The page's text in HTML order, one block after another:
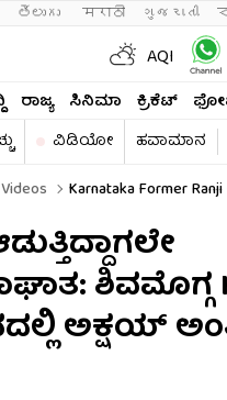
తెలుగు मराठी ગુજરાતી
AQI
ರಾಜ್ಯ ಸಿನಿಮಾ ಕ್ರಿಕೆಟ್​
ವಿಡಿಯೋ ಹವಾಮಾನ
Videos Karnataka Former
ಶಿವಮೊಗ್ಗ
ಅಕ್ಷಯ್